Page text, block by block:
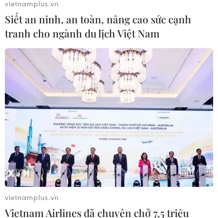
CƠ QUAN CHỦ QUẢN: THÔNG TẤN XÃ VIỆT NAM
Tổng Biên tập: TRẦN TIẾN DUẨN
Phó Tổng Biên tập: NGUYỄN THỊ TÁM, KHÚC THANH
THỦY
Sở hữu trí tuệ
Quy định sử dụng
RSS
Hỗ trợ
Ngôn ngữ
TTXVN
Dịch vụ tin
Quảng cáo
Liên hệ
vietnamplus.vn
Siết an ninh, an toàn, nâng cao sức cạnh
tranh cho ngành du lịch Việt Nam
vietnamplus.vn
Vietnam Airlines đã chuyên chở 7,5 triệu